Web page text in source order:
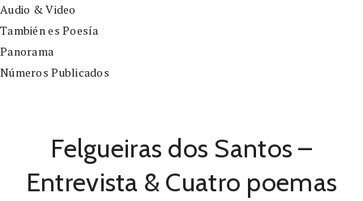
Audio & Video
También es Poesía
Panorama
Números Publicados
Felgueiras dos Santos –
Entrevista & Cuatro poemas